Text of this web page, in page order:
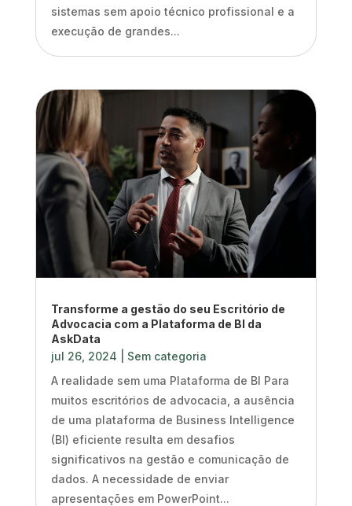
sistemas sem apoio técnico profissional e a
execução de grandes...
Transforme a gestão do seu Escritório de
Advocacia com a Plataforma de BI da
AskData
jul 26, 2024
Sem categoria
A realidade sem uma Plataforma de BI Para
muitos escritórios de advocacia, a ausência
de uma plataforma de Business Intelligence
(BI) eficiente resulta em desafios
significativos na gestão e comunicação de
dados. A necessidade de enviar
apresentações em PowerPoint...